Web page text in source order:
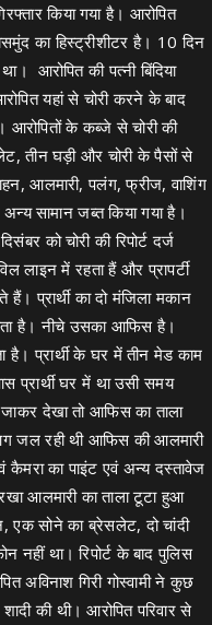
किया गया है। आरोपित
का हिस्ट्रीशीटर है। 10 दिन
आरोपित की पत्नी बिंदिया
यहां से चोरी करने के बाद
आरोपितों के कब्जे से चोरी की
तीन घड़ी और चोरी के पैसों से
आलमारी, पलंग, फ्रीज, वाशिंग
अन्य सामान जब्त किया गया है।
को चोरी की रिपोर्ट दर्ज
लाइन में रहता हैं और प्रापर्टी
प्रार्थी का दो मंजिला मकान
है। नीचे उसका आफिस है।
है। प्रार्थी के घर में तीन मेड काम
घर में था उसी समय
देखा तो आफिस का ताला
जल रही थी आफिस की आलमारी
कैमरा का पाइंट एवं अन्य दस्तावेज
आलमारी का ताला टूटा हुआ
एक सोने का ब्रेसलेट, दो चांदी
था। रिपोर्ट के बाद पुलिस
अविनाश गिरी गोस्वामी ने कुछ
शादी की थी। आरोपित परिवार से